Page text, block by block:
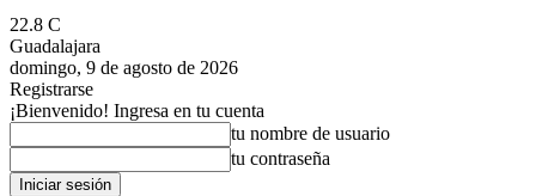
22.8 C
Guadalajara
domingo, 9 de agosto de 2026
Registrarse
¡Bienvenido! Ingresa en tu cuenta
tu nombre de usuario
tu contraseña